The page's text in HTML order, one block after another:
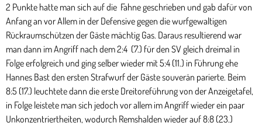
2 Punkte hatte man sich auf die Fahne geschrieben und gab dafür von
Anfang an vor Allem in der Defensive gegen die wurfgewaltigen
Rückraumschützen der Gäste mächtig Gas. Daraus resultierend war
man dann im Angriff nach dem 2:4 (7.) für den SV gleich dreimal in
Folge erfolgreich und ging selber wieder mit 5:4 (11.) in Führung ehe
Hannes Bast den ersten Strafwurf der Gäste souverän parierte. Beim
8:5 (17.) leuchtete dann die erste Dreitoreführung von der Anzeigetafel,
in Folge leistete man sich jedoch vor allem im Angriff wieder ein paar
Unkonzentriertheiten, wodurch Remshalden wieder auf 8:8 (23.)